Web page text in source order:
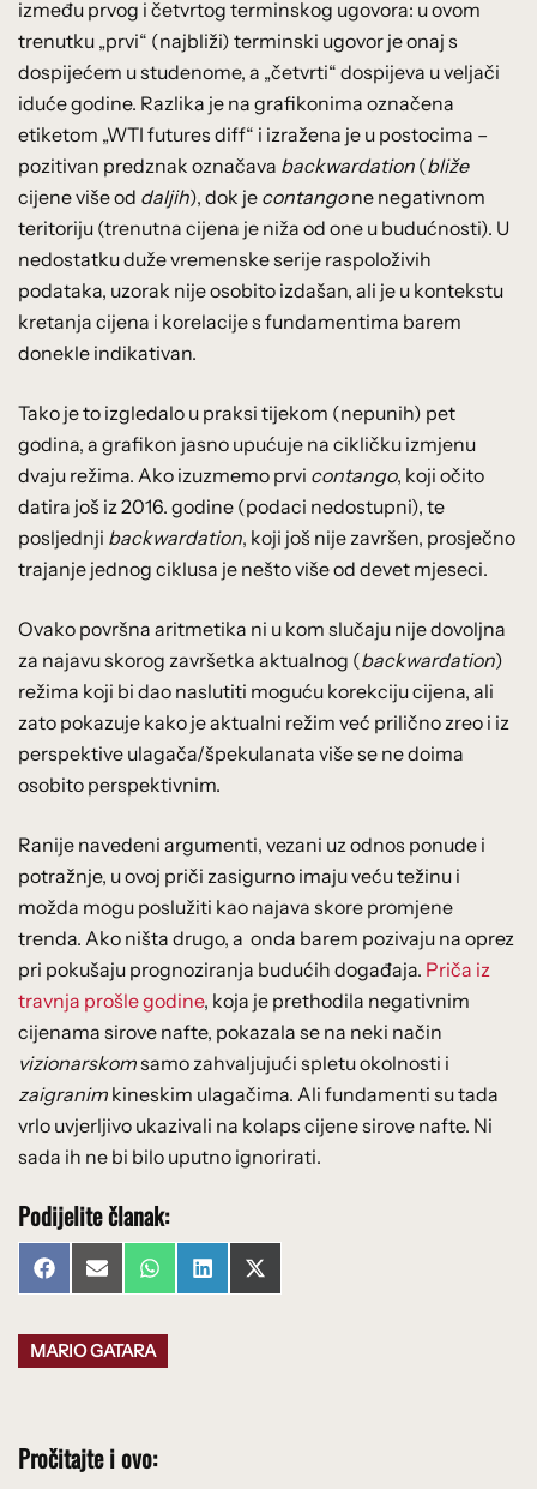
između prvog i četvrtog terminskog ugovora: u ovom
trenutku „prvi“ (najbliži) terminski ugovor je onaj s
dospijećem u studenome, a „četvrti“ dospijeva u veljači
iduće godine. Razlika je na grafikonima označena
etiketom „WTI futures diff“ i izražena je u postocima –
pozitivan predznak označava backwardation (bliže
cijene više od daljih), dok je contangone negativnom
teritoriju (trenutna cijena je niža od one u budućnosti). U
nedostatku duže vremenske serije raspoloživih
podataka, uzorak nije osobito izdašan, ali je u kontekstu
kretanja cijena i korelacije s fundamentima barem
donekle indikativan.
Tako je to izgledalo u praksi tijekom (nepunih) pet
godina, a grafikon jasno upućuje na cikličku izmjenu
dvaju režima. Ako izuzmemo prvi contango, koji očito
datira još iz 2016. godine (podaci nedostupni), te
posljednji backwardation, koji još nije završen, prosječno
trajanje jednog ciklusa je nešto više od devet mjeseci.
Ovako površna aritmetika ni u kom slučaju nije dovoljna
za najavu skorog završetka aktualnog (backwardation)
režima koji bi dao naslutiti moguću korekciju cijena, ali
zato pokazuje kako je aktualni režim već prilično zreo i iz
perspektive ulagača/špekulanata više se ne doima
osobito perspektivnim.
Ranije navedeni argumenti, vezani uz odnos ponude i
potražnje, u ovoj priči zasigurno imaju veću težinu i
možda mogu poslužiti kao najava skore promjene
trenda. Ako ništa drugo, a onda barem pozivaju na oprez
pri pokušaju prognoziranja budućih događaja. Priča iz
travnja prošle godine, koja je prethodila negativnim
cijenama sirove nafte, pokazala se na neki način
vizionarskomsamo zahvaljujući spletu okolnosti i
zaigranim kineskim ulagačima. Ali fundamenti su tada
vrlo uvjerljivo ukazivali na kolaps cijene sirove nafte. Ni
sada ih ne bi bilo uputno ignorirati.
Podijelite članak:
Share
on
FacebookShare
on
Email Share
on
WhatsAppShare
on
LinkedInShare
on
X
(Twitter)
MARIO GATARA
Pročitajte i ovo: